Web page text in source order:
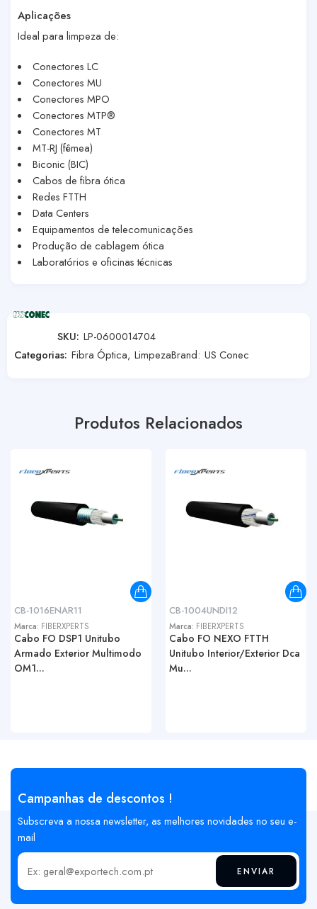
Aplicações
Ideal para limpeza de:
Conectores LC
Conectores MU
Conectores MPO
Conectores MTP®
Conectores MT
MT-RJ (fêmea)
Biconic (BIC)
Cabos de fibra ótica
Redes FTTH
Data Centers
Equipamentos de telecomunicações
Produção de cablagem ótica
Laboratórios e oficinas técnicas
SKU: LP-0600014704
Categorias: Fibra Óptica, LimpezaBrand: US Conec
Produtos Relacionados
CB-1016ENAR11
Marca: FIBERXPERTS
Cabo FO DSP1 Unitubo
Armado Exterior Multimodo
OM1...
CB-1004UNDI12
Marca: FIBERXPERTS
Cabo FO NEXO FTTH
Unitubo Interior/Exterior Dca
Mu...
Campanhas de descontos !
Subscreva a nossa newsletter, as melhores novidades no seu e-
mail
Insira o seu email ENVIAR